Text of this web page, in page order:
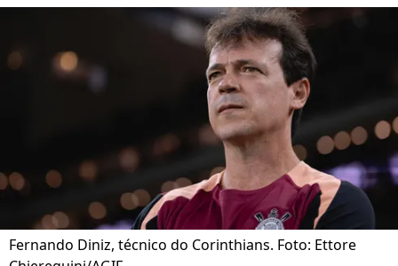
Fernando Diniz, técnico do Corinthians. Foto: Ettore